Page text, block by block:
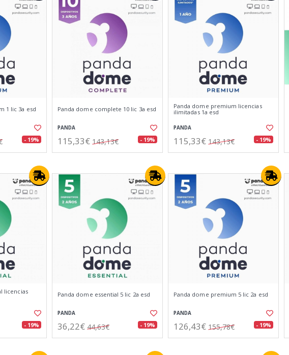
1 lic 3a esd
- 19%
Panda dome complete 10 lic 3a esd
PANDA
115,33€ 143,13€ - 19%
Panda dome premium licencias
ilimitadas 1a esd
PANDA
115,33€ 143,13€ - 19%
licencias
- 19%
Panda dome essential 5 lic 2a esd
PANDA
36,22€ 44,63€ - 19%
Panda dome premium 5 lic 2a esd
PANDA
126,43€ 155,78€ - 19%